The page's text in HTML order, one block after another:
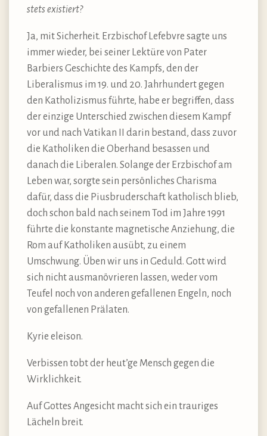
stets existiert?
Ja, mit Sicherheit. Erzbischof Lefebvre sagte uns
immer wieder, bei seiner Lektüre von Pater
Barbiers Geschichte des Kampfs, den der
Liberalismus im 19. und 20. Jahrhundert gegen
den Katholizismus führte, habe er begriffen, dass
der einzige Unterschied zwischen diesem Kampf
vor und nach Vatikan II darin bestand, dass zuvor
die Katholiken die Oberhand besassen und
danach die Liberalen. Solange der Erzbischof am
Leben war, sorgte sein persönliches Charisma
dafür, dass die Piusbruderschaft katholisch blieb,
doch schon bald nach seinem Tod im Jahre 1991
führte die konstante magnetische Anziehung, die
Rom auf Katholiken ausübt, zu einem
Umschwung. Üben wir uns in Geduld. Gott wird
sich nicht ausmanövrieren lassen, weder vom
Teufel noch von anderen gefallenen Engeln, noch
von gefallenen Prälaten.
Kyrie eleison.
Verbissen tobt der heut’ge Mensch gegen die
Wirklichkeit.
Auf Gottes Angesicht macht sich ein trauriges
Lächeln breit.